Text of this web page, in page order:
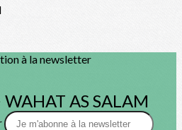
à la newsletter
AS SALAM